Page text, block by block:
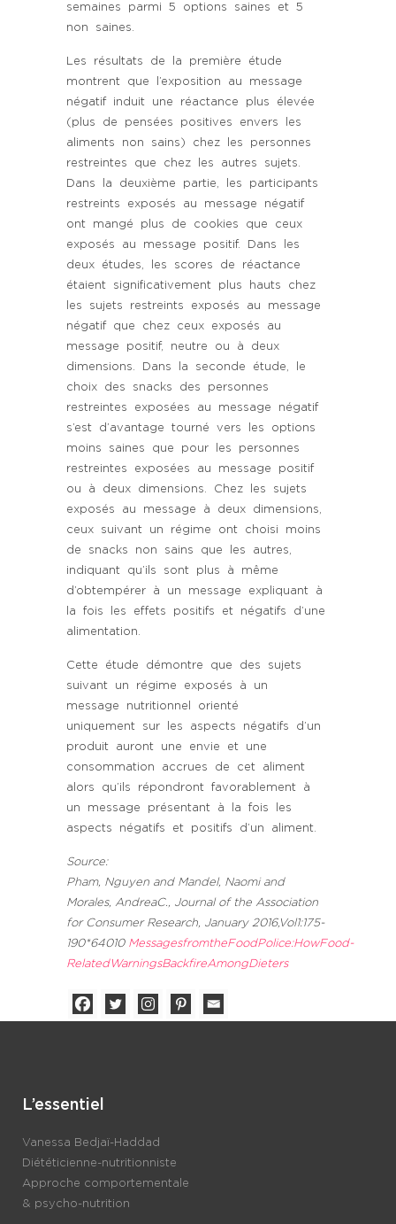
semaines parmi 5 options saines et 5
non saines.
Les résultats de la première étude
montrent que l’exposition au message
négatif induit une réactance plus élevée
(plus de pensées positives envers les
aliments non sains) chez les personnes
restreintes que chez les autres sujets.
Dans la deuxième partie, les participants
restreints exposés au message négatif
ont mangé plus de cookies que ceux
exposés au message positif. Dans les
deux études, les scores de réactance
étaient significativement plus hauts chez
les sujets restreints exposés au message
négatif que chez ceux exposés au
message positif, neutre ou à deux
dimensions. Dans la seconde étude, le
choix des snacks des personnes
restreintes exposées au message négatif
s’est d’avantage tourné vers les options
moins saines que pour les personnes
restreintes exposées au message positif
ou à deux dimensions. Chez les sujets
exposés au message à deux dimensions,
ceux suivant un régime ont choisi moins
de snacks non sains que les autres,
indiquant qu’ils sont plus à même
d’obtempérer à un message expliquant à
la fois les effets positifs et négatifs d’une
alimentation.
Cette étude démontre que des sujets
suivant un régime exposés à un
message nutritionnel orienté
uniquement sur les aspects négatifs d’un
produit auront une envie et une
consommation accrues de cet aliment
alors qu’ils répondront favorablement à
un message présentant à la fois les
aspects négatifs et positifs d’un aliment.
Source:
Pham, Nguyen and Mandel, Naomi and
Morales, AndreaC., Journal of the Association
for Consumer Research, January 2016,Vol1:175-
190*64010 MessagesfromtheFoodPolice:HowFood-
RelatedWarningsBackfireAmongDieters
L’essentiel
Vanessa Bedjaï-Haddad
Diététicienne-nutritionniste
Approche comportementale
& psycho-nutrition